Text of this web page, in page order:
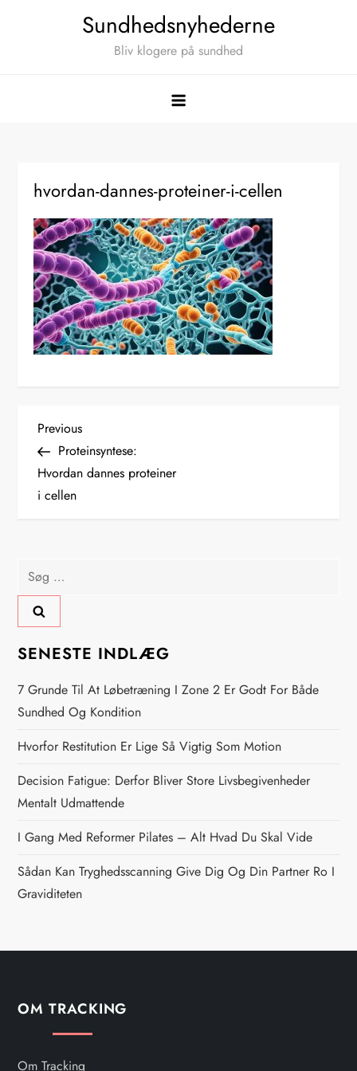
Sundhedsnyhederne
Bliv klogere på sundhed
hvordan-dannes-proteiner-i-cellen
I
n
d
æ
g
s
n
a
v
i
g
a
i
o
Previous
Post
Previous
Proteinsyntese:
Hvordan dannes proteiner
i cellen
Søg
efter:
SENESTE INDLÆG
7 Grunde Til At Løbetræning I Zone 2 Er Godt For Både
Sundhed Og Kondition
Hvorfor Restitution Er Lige Så Vigtig Som Motion
Decision Fatigue: Derfor Bliver Store Livsbegivenheder
Mentalt Udmattende
I Gang Med Reformer Pilates – Alt Hvad Du Skal Vide
Sådan Kan Tryghedsscanning Give Dig Og Din Partner Ro I
Graviditeten
OM TRACKING
Om Tracking